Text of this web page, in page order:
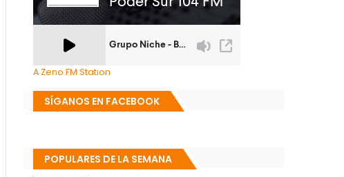
A Zeno.FM Station
SÍGANOS EN FACEBOOK
POPULARES DE LA SEMANA